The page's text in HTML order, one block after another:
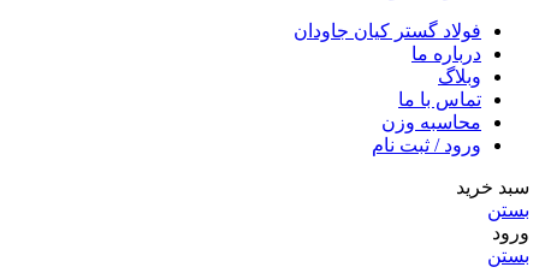
فولاد گستر کیان جاودان
درباره ما
وبلاگ
تماس با ما
محاسبه وزن
ورود / ثبت نام
سبد خرید
بستن
ورود
بستن